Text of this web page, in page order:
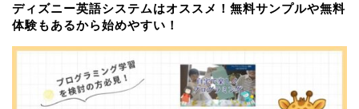
ディズニー英語システムはオススメ！無料サンプルや無料
体験もあるから始めやすい！